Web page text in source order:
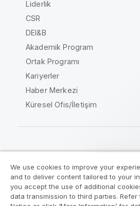
Liderlik
CSR
DEI&B
Akademik Program
Ortak Programı
Kariyerler
Haber Merkezi
Küresel Ofis/İletişim
Yasal sözleşmeler
Ürün
Legal Policies
Legal Policies
We use cookies to improve your
and to deliver content tailored to your
you accept the use of additional
data transmission to third parties.